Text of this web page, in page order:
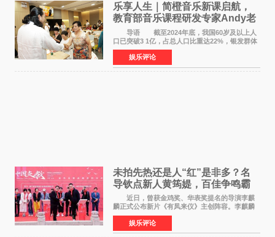
乐享人生｜简橙音乐新课启航，
教育部音乐课程研发专家Andy老
师重磅入驻领航银龄琴声
导语 截至2024年底，我国60岁及以上人
口已突破3 1亿，占总人口比重达22%，银发群体
的精神文化需求日益凸显。2024年1月，国务院办
公厅印发《关于发展银发经济增进老年人福祉的
意见》——这是
娱乐评论
未拍先热还是人“红”是非多？名
导钦点新人黄筠媞，百佳争鸣霸
气回应
近日，曾获金鸡奖、华表奖提名的导演李麒
麟正式公布新片《有凤来仪》主创阵容。李麒麟
早年凭电影《华容道》获得金鸡奖、华表奖提
名，此后长期参与国内外电影制作，其担任制片
人参与的作品亦曾
娱乐评论